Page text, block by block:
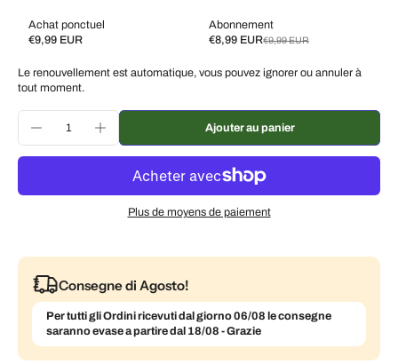
Achat ponctuel
€9,99 EUR
Abonnement
€8,99 EUR€9,99 EUR
Subscribe and save
Livrez toutes les 2 semaines, 10 % de réduction
Livrez toutes les 3 semaines, 7 % de réduction
€9,29 EUR
Livrez chaque mois, 5 % de réduction
Le renouvellement est automatique, vous pouvez ignorer ou annuler à
tout moment.
Ajouter au panier
Plus de moyens de paiement
Consegne di Agosto!
Per tutti gli Ordini ricevuti dal giorno 06/08 le consegne
saranno evase a partire dal 18/08 - Grazie